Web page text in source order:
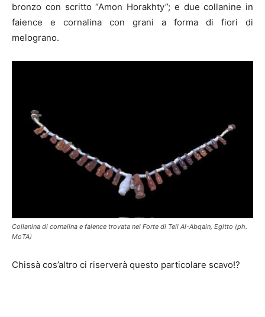
bronzo con scritto “Amon Horakhty”; e due collanine in
faience e cornalina con grani a forma di fiori di
melograno.
Collanina di cornalina e faience trovata nel Forte di Tell Al-Abqain, Egitto (ph.
MoTA)
Chissà cos’altro ci riserverà questo particolare scavo!?